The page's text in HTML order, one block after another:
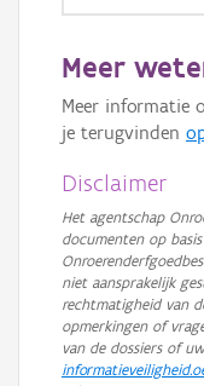
Meer
Meer informatie
je terugvinden
Disclaimer
Het agentschap
documenten op
niet aansprakelijk
rechtmatigheid van
opmerkingen of
van de dossiers of